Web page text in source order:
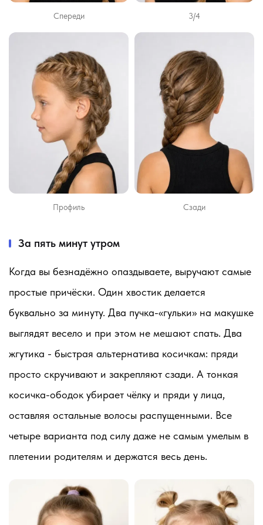
Спереди 3/4
Профиль Сзади
За пять минут утром
Когда вы безнадёжно опаздываете, выручают самые
простые причёски. Один хвостик делается
буквально за минуту. Два пучка-«гульки» на макушке
выглядят весело и при этом не мешают спать. Два
жгутика - быстрая альтернатива косичкам: пряди
просто скручивают и закрепляют сзади. А тонкая
косичка-ободок убирает чёлку и пряди у лица,
оставляя остальные волосы распущенными. Все
четыре варианта под силу даже не самым умелым в
плетении родителям и держатся весь день.